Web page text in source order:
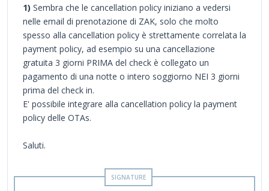
1) Sembra che le cancellation policy iniziano a vedersi
nelle email di prenotazione di ZAK, solo che molto
spesso alla cancellation policy è strettamente correlata la
payment policy, ad esempio su una cancellazione
gratuita 3 giorni PRIMA del check è collegato un
pagamento di una notte o intero soggiorno NEI 3 giorni
prima del check in.
E' possibile integrare alla cancellation policy la payment
policy delle OTAs.
Saluti.